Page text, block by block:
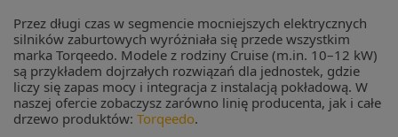
Przez długi czas w segmencie mocniejszych elektrycznych
silników zaburtowych wyróżniała się przede wszystkim
marka Torqeedo. Modele z rodziny Cruise (m.in. 10–12 kW)
są przykładem dojrzałych rozwiązań dla jednostek, gdzie
liczy się zapas mocy i integracja z instalacją pokładową. W
naszej ofercie zobaczysz zarówno linię producenta, jak i całe
drzewo produktów: Torqeedo.